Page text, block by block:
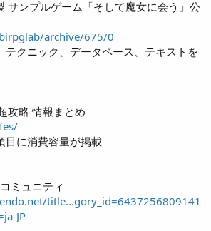
サンプルゲーム「そして魔女に会う」公
archive/675/0
テクニック、データベース、テキストを
攻略 情報まとめ
に消費容量が掲載
ミュニティ
title...gory_id=6437256809141
JP